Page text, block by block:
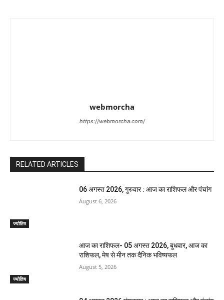
webmorcha
https://webmorcha.com/
RELATED ARTICLES
ज्योतिष
06 अगस्त 2026, गुरुवार : आज का राशिफल और पंचांग
August 6, 2026
ज्योतिष
आज का राशिफल- 05 अगस्त 2026, बुधवार, आज का
राशिफल, मेष से मीन तक दैनिक भविष्यफल
August 5, 2026